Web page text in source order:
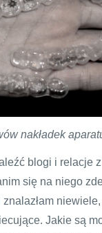
nakładek
blogi i relacje
się na niego
znalazłam
Jakie są